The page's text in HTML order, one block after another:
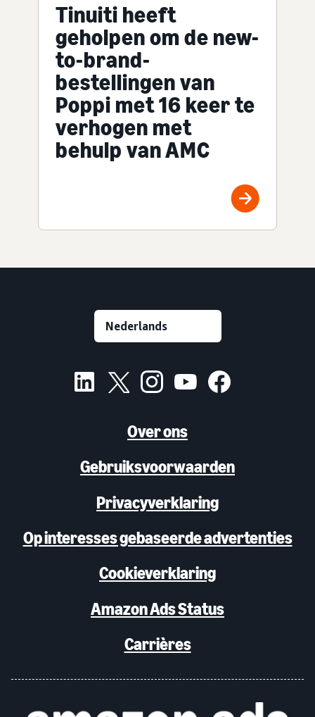
Tinuiti heeft
geholpen om de new-
to-brand-
bestellingen van
Poppi met 16 keer te
verhogen met
behulp van AMC
Over ons
Gebruiksvoorwaarden
Privacyverklaring
Op interesses gebaseerde advertenties
Cookieverklaring
Amazon Ads Status
Carrières